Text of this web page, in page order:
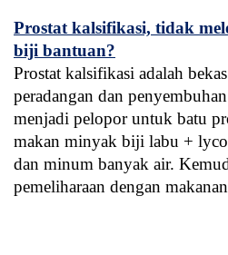
Prostat kalsifikasi, tidak
biji bantuan?
Prostat kalsifikasi adalah
peradangan dan
menjadi pelopor untuk batu
makan minyak biji labu +
dan minum banyak air.
pemeliharaan dengan